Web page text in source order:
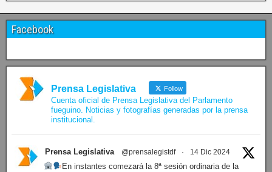
Facebook
Prensa Legislativa Follow
Cuenta oficial de Prensa Legislativa del Parlamento
fueguino. Noticias y fotografías generadas por la prensa
institucional.
Prensa Legislativa @prensalegistdf · 14 Dic 2024
En instantes comezará la 8ª sesión ordinaria de la